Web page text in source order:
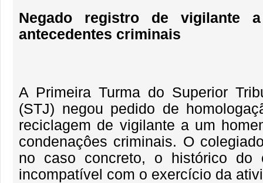
Negado registro de vigilante
antecedentes criminais
A Primeira Turma do Superior
(STJ) negou pedido de
reciclagem de vigilante a um
condenaçôes criminais. O
no caso concreto, o histórico do
incompatível com o exercício da